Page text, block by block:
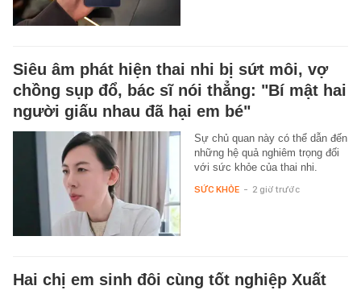
Siêu âm phát hiện thai nhi bị sứt môi, vợ
chồng sụp đổ, bác sĩ nói thẳng: "Bí mật hai
người giấu nhau đã hại em bé"
Sự chủ quan này có thể dẫn đến
những hệ quả nghiêm trọng đối
với sức khỏe của thai nhi.
SỨC KHỎE - 2 giờ trước
Hai chị em sinh đôi cùng tốt nghiệp Xuất